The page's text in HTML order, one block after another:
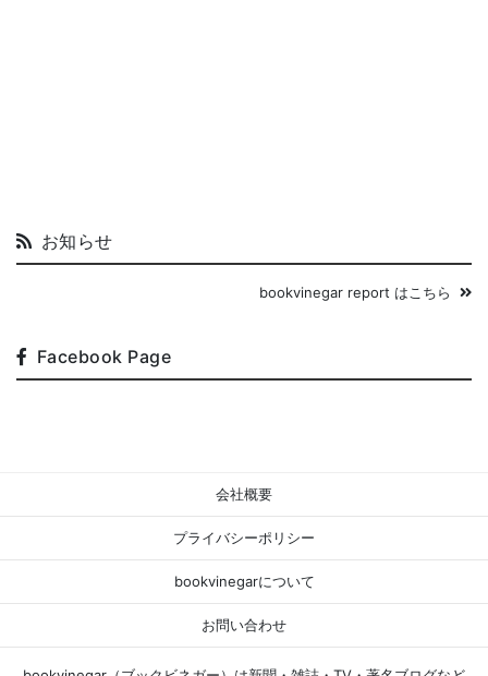
お知らせ
bookvinegar report はこちら
Facebook Page
会社概要
プライバシーポリシー
bookvinegarについて
お問い合わせ